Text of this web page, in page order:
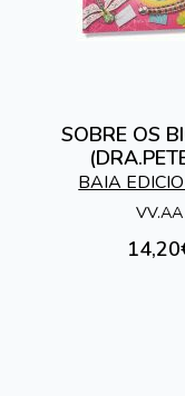
SOBRE OS
BAIA
VV.AA